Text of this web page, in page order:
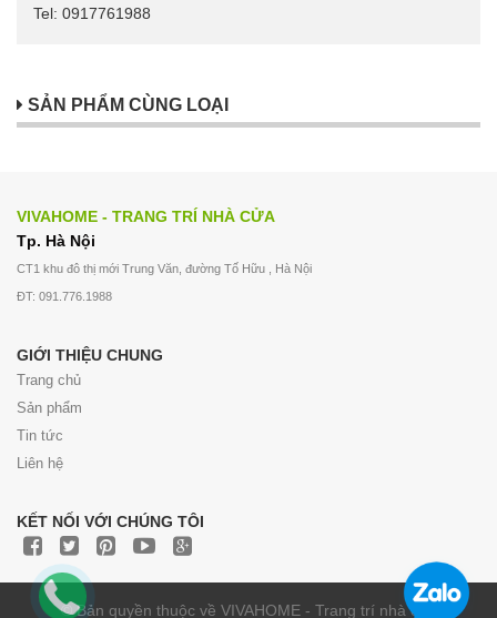
Tel: 0917761988
SẢN PHẨM CÙNG LOẠI
VIVAHOME - TRANG TRÍ NHÀ CỬA
Tp. Hà Nội
CT1 khu đô thị mới Trung Văn, đường Tố Hữu , Hà Nội
ĐT: 091.776.1988
GIỚI THIỆU CHUNG
Trang chủ
Sản phẩm
Tin tức
Liên hệ
KẾT NỐI VỚI CHÚNG TÔI
© Bản quyền thuộc về VIVAHOME - Trang trí nhà cửa